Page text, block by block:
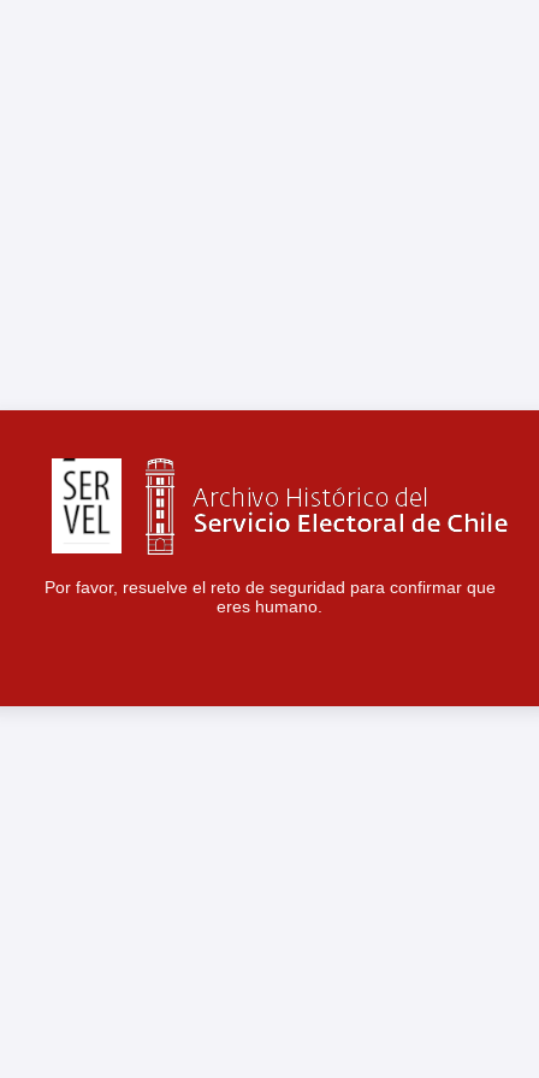
Por favor, resuelve el reto de seguridad para confirmar que
eres humano.